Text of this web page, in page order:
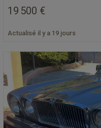
19 500 €
Actualisé il y a 19 jours